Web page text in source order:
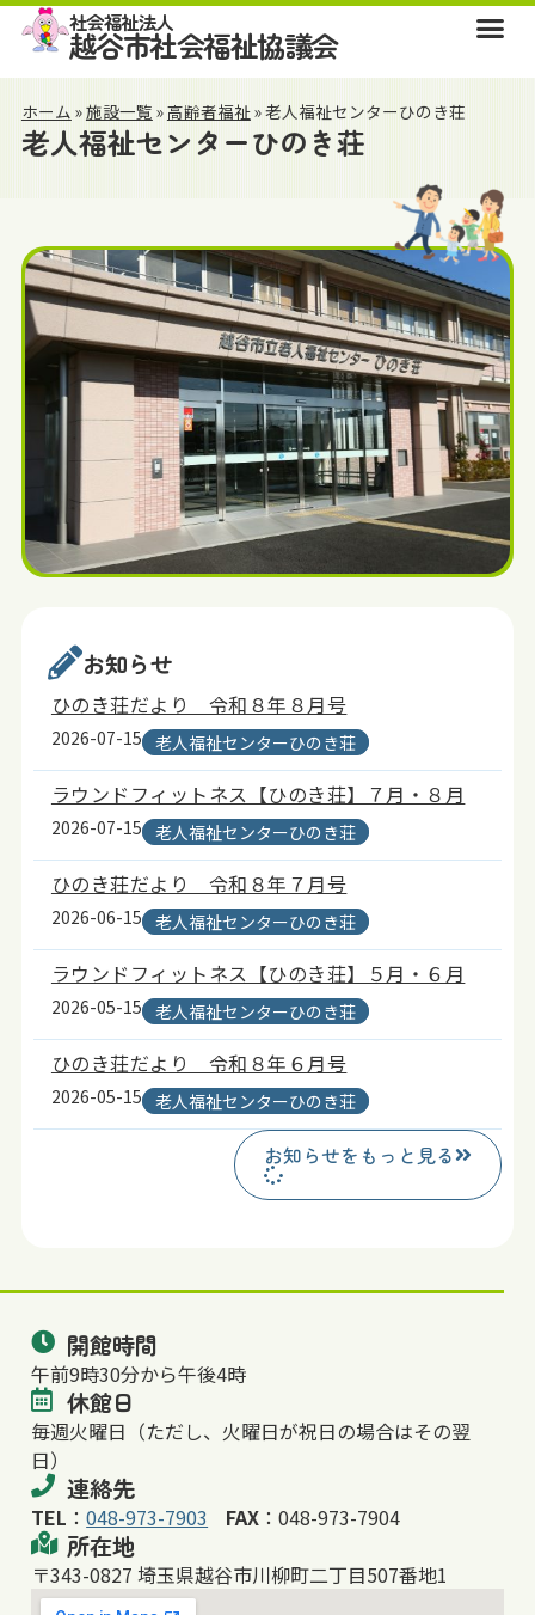
社会福祉法人
越谷市社会福祉協議会
ホーム »施設一覧 »高齢者福祉»老人福祉センターひのき荘
老人福祉センターひのき荘
お知らせ
ひのき荘だより 令和８年８月号
2026-07-15 老人福祉センターひのき荘
ラウンドフィットネス【ひのき荘】７月・８月
2026-07-15 老人福祉センターひのき荘
ひのき荘だより 令和８年７月号
2026-06-15 老人福祉センターひのき荘
ラウンドフィットネス【ひのき荘】５月・６月
2026-05-15 老人福祉センターひのき荘
ひのき荘だより 令和８年６月号
2026-05-15 老人福祉センターひのき荘
お知らせをもっと見る
開館時間
午前9時30分から午後4時
休館日
毎週火曜日（ただし、火曜日が祝日の場合はその翌
日）
連絡先
TEL ：048-973-7903 FAX ：048-973-7904
所在地
〒343-0827 埼玉県越谷市川柳町二丁目507番地1